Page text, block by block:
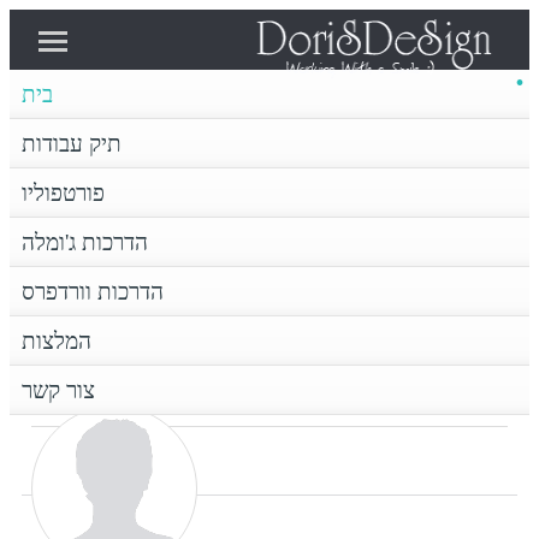
המלצות צור קשר
בית
תיק עבודות
פורטפוליו
הדרכות ג'ומלה
הדרכות וורדפרס
המלצות
צור קשר
דף הבית
Super User
SUPER USER